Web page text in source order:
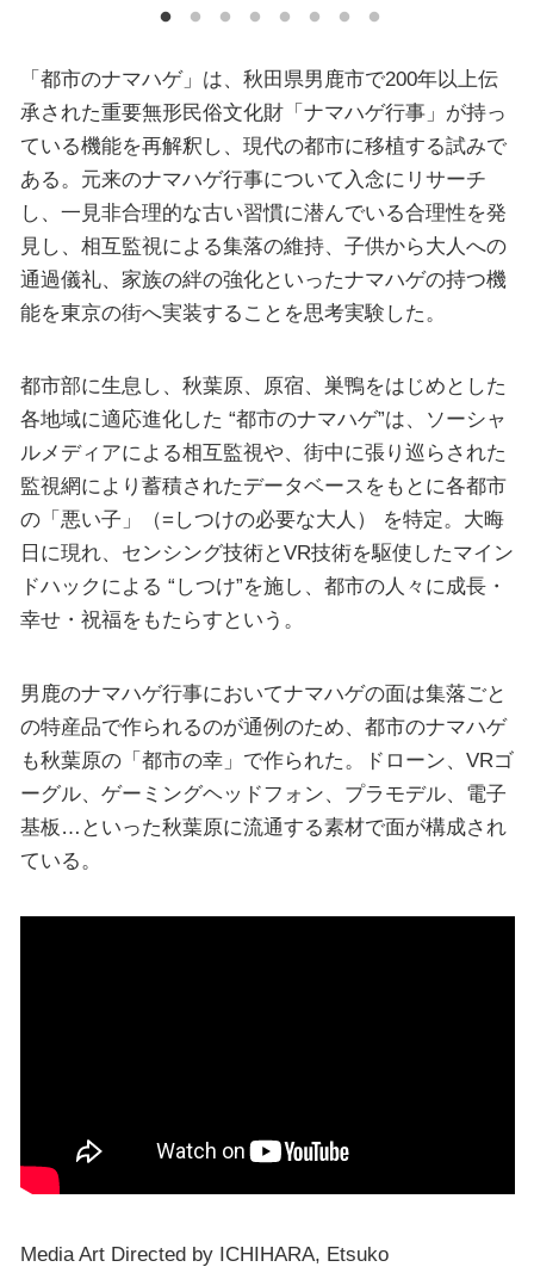
「都市のナマハゲ」は、秋田県男鹿市で200年以上伝
承された重要無形民俗文化財「ナマハゲ行事」が持っ
ている機能を再解釈し、現代の都市に移植する試みで
ある。元来のナマハゲ行事について入念にリサーチ
し、一見非合理的な古い習慣に潜んでいる合理性を発
見し、相互監視による集落の維持、子供から大人への
通過儀礼、家族の絆の強化といったナマハゲの持つ機
能を東京の街へ実装することを思考実験した。
都市部に生息し、秋葉原、原宿、巣鴨をはじめとした
各地域に適応進化した “都市のナマハゲ”は、ソーシャ
ルメディアによる相互監視や、街中に張り巡らされた
監視網により蓄積されたデータベースをもとに各都市
の「悪い子」（=しつけの必要な大人） を特定。大晦
日に現れ、センシング技術とVR技術を駆使したマイン
ドハックによる “しつけ”を施し、都市の人々に成長・
幸せ・祝福をもたらすという。
男鹿のナマハゲ行事においてナマハゲの面は集落ごと
の特産品で作られるのが通例のため、都市のナマハゲ
も秋葉原の「都市の幸」で作られた。ドローン、VRゴ
ーグル、ゲーミングヘッドフォン、プラモデル、電子
基板…といった秋葉原に流通する素材で面が構成され
ている。
Media Art Directed by ICHIHARA, Etsuko